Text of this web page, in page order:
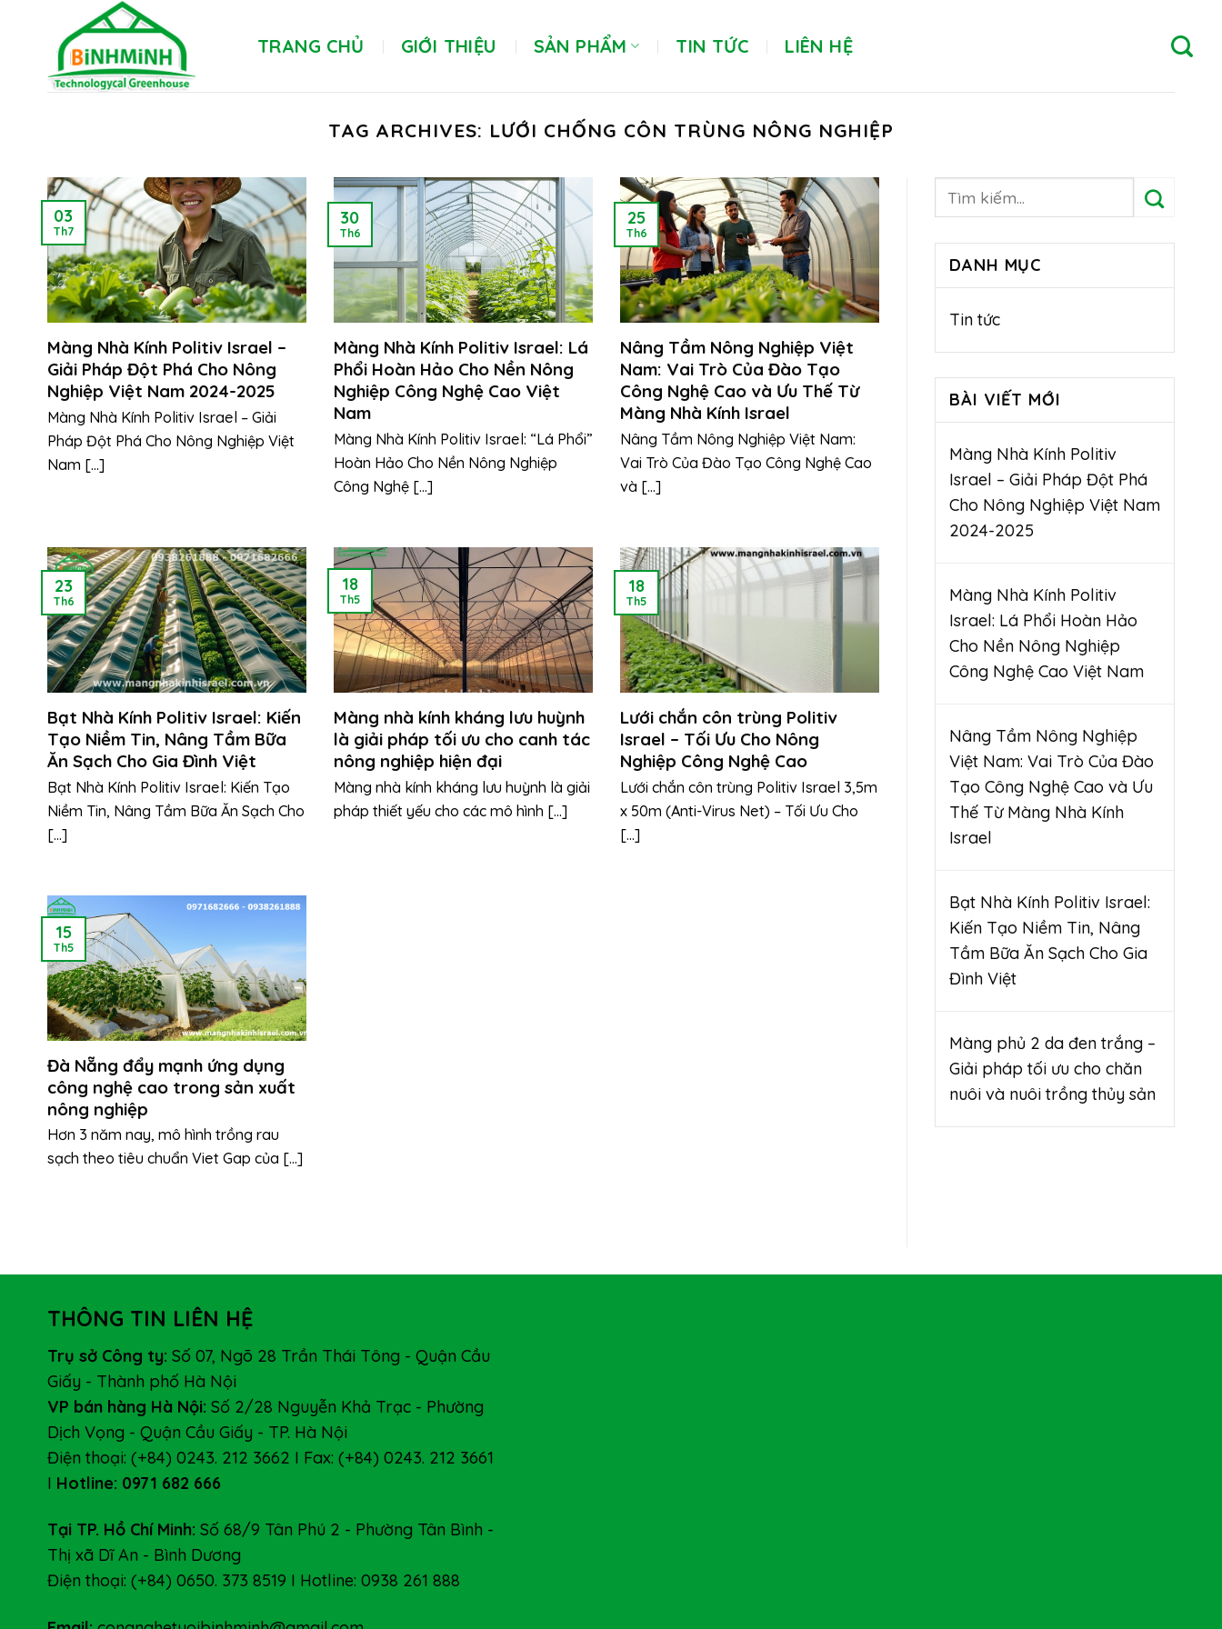
TRANG CHỦ GIỚI THIỆU SẢN PHẨM TIN TỨC LIÊN HỆ
TAG ARCHIVES: LƯỚI CHỐNG CÔN TRÙNG NÔNG NGHIỆP
Màng Nhà Kính Politiv Israel –
Giải Pháp Đột Phá Cho Nông
Nghiệp Việt Nam 2024-2025
Màng Nhà Kính Politiv Israel – Giải
Pháp Đột Phá Cho Nông Nghiệp Việt
Nam [...]
03
Th7
Màng Nhà Kính Politiv Israel: Lá
Phổi Hoàn Hảo Cho Nền Nông
Nghiệp Công Nghệ Cao Việt
Nam
Màng Nhà Kính Politiv Israel: “Lá Phổi”
Hoàn Hảo Cho Nền Nông Nghiệp
Công Nghệ [...]
30
Th6
Nâng Tầm Nông Nghiệp Việt
Nam: Vai Trò Của Đào Tạo
Công Nghệ Cao và Ưu Thế Từ
Màng Nhà Kính Israel
Nâng Tầm Nông Nghiệp Việt Nam:
Vai Trò Của Đào Tạo Công Nghệ Cao
và [...]
25
Th6
Bạt Nhà Kính Politiv Israel: Kiến
Tạo Niềm Tin, Nâng Tầm Bữa
Ăn Sạch Cho Gia Đình Việt
Bạt Nhà Kính Politiv Israel: Kiến Tạo
Niềm Tin, Nâng Tầm Bữa Ăn Sạch Cho
[...]
23
Th6
Màng nhà kính kháng lưu huỳnh
là giải pháp tối ưu cho canh tác
nông nghiệp hiện đại
Màng nhà kính kháng lưu huỳnh là giải
pháp thiết yếu cho các mô hình [...]
18
Th5
Lưới chắn côn trùng Politiv
Israel – Tối Ưu Cho Nông
Nghiệp Công Nghệ Cao
Lưới chắn côn trùng Politiv Israel 3,5m
x 50m (Anti-Virus Net) – Tối Ưu Cho
[...]
18
Th5
Đà Nẵng đẩy mạnh ứng dụng
công nghệ cao trong sản xuất
nông nghiệp
Hơn 3 năm nay, mô hình trồng rau
sạch theo tiêu chuẩn Viet Gap của [...]
15
Th5
DANH MỤC
Tin tức
BÀI VIẾT MỚI
Màng Nhà Kính Politiv
Israel – Giải Pháp Đột Phá
Cho Nông Nghiệp Việt Nam
2024-2025
Màng Nhà Kính Politiv
Israel: Lá Phổi Hoàn Hảo
Cho Nền Nông Nghiệp
Công Nghệ Cao Việt Nam
Nâng Tầm Nông Nghiệp
Việt Nam: Vai Trò Của Đào
Tạo Công Nghệ Cao và Ưu
Thế Từ Màng Nhà Kính
Israel
Bạt Nhà Kính Politiv Israel:
Kiến Tạo Niềm Tin, Nâng
Tầm Bữa Ăn Sạch Cho Gia
Đình Việt
Màng phủ 2 da đen trắng –
Giải pháp tối ưu cho chăn
nuôi và nuôi trồng thủy sản
THÔNG TIN LIÊN HỆ
Trụ sở Công ty: Số 07, Ngõ 28 Trần Thái Tông - Quận Cầu
Giấy - Thành phố Hà Nội
VP bán hàng Hà Nội: Số 2/28 Nguyễn Khả Trạc - Phường
Dịch Vọng - Quận Cầu Giấy - TP. Hà Nội
Điện thoại: (+84) 0243. 212 3662 I Fax: (+84) 0243. 212 3661
I Hotline: 0971 682 666
Tại TP. Hồ Chí Minh: Số 68/9 Tân Phú 2 - Phường Tân Bình -
Thị xã Dĩ An - Bình Dương
Điện thoại: (+84) 0650. 373 8519 I Hotline: 0938 261 888